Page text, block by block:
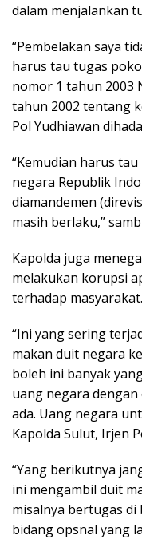
dalam menjalankan
“Pembelakan saya
harus tau tugas
nomor 1 tahun 2003
tahun 2002 tentang
Pol Yudhiawan
“Kemudian harus
negara Republik
diamandemen
masih berlaku,”
Kapolda juga
melakukan korupsi
terhadap masyarakat.
“Ini yang sering
makan duit negara
boleh ini banyak
uang negara dengan
ada. Uang negara
Kapolda Sulut, Irjen
“Yang berikutnya
ini mengambil duit
misalnya bertugas
bidang opsnal yang